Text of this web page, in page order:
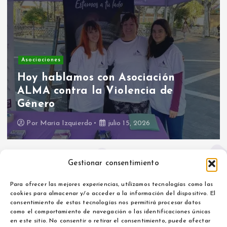
Gestionar consentimiento
Para ofrecer las mejores experiencias, utilizamos tecnologías como las
cookies para almacenar y/o acceder a la información del dispositivo. El
consentimiento de estas tecnologías nos permitirá procesar datos
como el comportamiento de navegación o las identificaciones únicas
en este sitio. No consentir o retirar el consentimiento, puede afectar
Asociaciones
Hoy hablamos con Asociación
ALMA contra la Violencia de
Género
Por Maria Izquierdo julio 15, 2026
Aviso legal
Política de privacidad